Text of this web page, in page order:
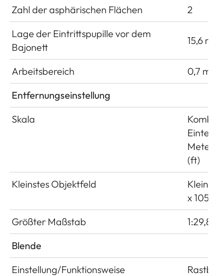
Zahl der asphärischen Flächen
2
Lage der Eintrittspupille vor dem
Bajonett
15,6
Arbeitsbereich
0,7 m
Entfernungseinstellung
Skala
Meter
(ft)
Kleinstes Objektfeld
x 1059
Größter Maßstab
1:29,8
Blende
Einstellung/Funktionsweise